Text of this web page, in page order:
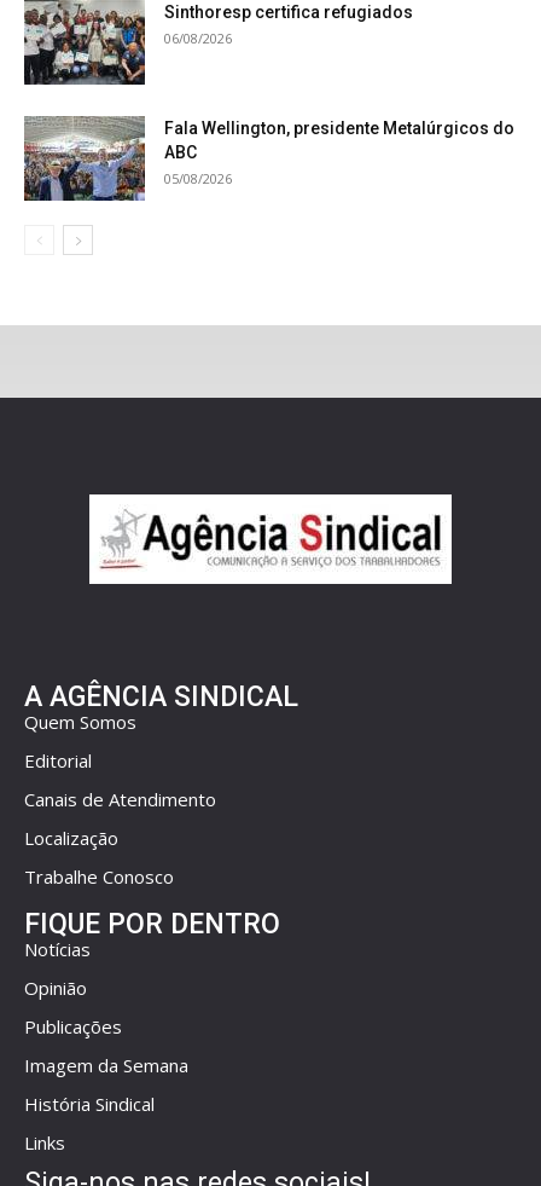
Sinthoresp certifica refugiados
06/08/2026
Fala Wellington, presidente Metalúrgicos do
ABC
05/08/2026
A AGÊNCIA SINDICAL
Quem Somos
Editorial
Canais de Atendimento
Localização
Trabalhe Conosco
FIQUE POR DENTRO
Notícias
Opinião
Publicações
Imagem da Semana
História Sindical
Links